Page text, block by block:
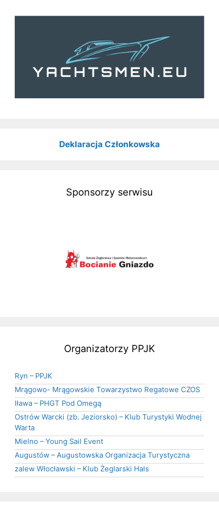
Deklaracja Członkowska
Sponsorzy serwisu
Organizatorzy PPJK
Ryn – PPJK
Mrągowo- Mrągowskie Towarzystwo Regatowe CZOS
Iława – PHGT Pod Omegą
Ostrów Warcki (zb. Jeziorsko) – Klub Turystyki Wodnej
Warta
Mielno – Young Sail Event
Augustów – Augustowska Organizacja Turystyczna
zalew Włocławski – Klub Żeglarski Hals